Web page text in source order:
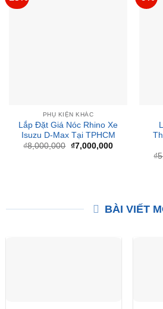
PHỤ KIỆN KHÁC
Lắp Đặt Giá Nóc Rhino Xe
Isuzu D-Max Tại TPHCM
₫8,000,000 Giá
₫7,000,000Giá
₫
BÀI VIẾT